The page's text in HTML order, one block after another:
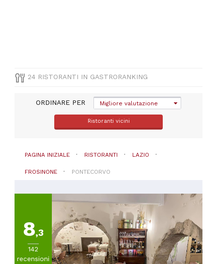
Mediterranea
PREZZO
24 RISTORANTI IN GASTRORANKING
ORDINARE PER Migliore valutazione
Ristoranti vicini
PAGINA INIZIALE RISTORANTI LAZIO
FROSINONE PONTECORVO
8,3
142
recensioni